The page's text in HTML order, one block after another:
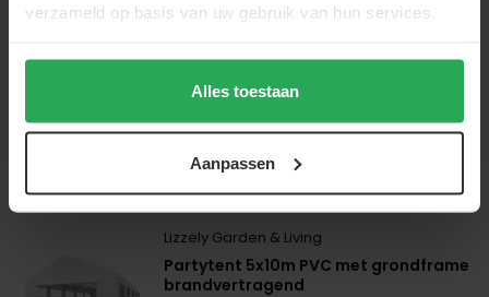
verzameld op basis van uw gebruik van hun services.
Alles toestaan
Aanpassen
Lizzely Garden & Living
Partytent 5x10m PVC met grondframe
brandvertragend